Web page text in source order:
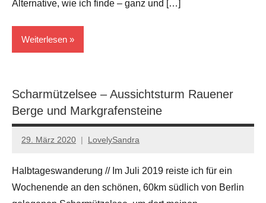
Alternative, wie ich finde – ganz und […]
Weiterlesen
Germany
Berchtesgaden
Scharmützelsee – Aussichtsturm Rauener
Berge und Markgrafensteine
29. März 2020 LovelySandra
Keine
Halbtageswanderung // Im Juli 2019 reiste ich für ein
Wochenende an den schönen, 60km südlich von Berlin